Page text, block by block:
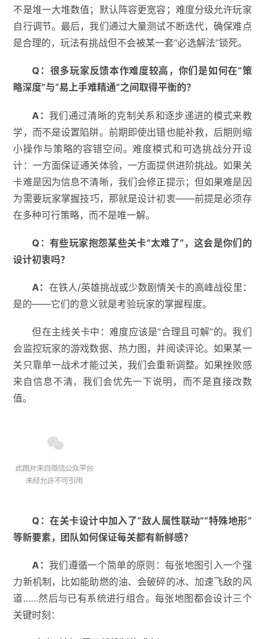
不是堆一大堆数值；默认阵容更宽容；难度分级允许玩家
自行调节。最后，我们通过大量测试不断迭代，确保难点
是合理的，玩法有挑战但不会被某一套“必选解法”锁死。
Q ： 很多玩家反馈本作难度较高，你们是如何在“策
略深度”与“易上手难精通”之间取得平衡的？
A ：我们通过清晰的克制关系和逐步递进的模式来教
学，而不是设置陷阱。前期即使出错也能补救，后期则缩
小操作与策略的容错空间。难度模式和可选挑战分开设
计：一方面保证通关体验，一方面提供进阶挑战。如果关
卡难是因为信息不清晰，我们会修正提示；但如果难是因
为需要玩家掌握技巧，那就是设计初衷——前提是必须存
在多种可行策略，而不是唯一解。
Q ：有些玩家抱怨某些关卡“太难了” ，这会是你们的
设计初衷吗？
A： 在铁人/英雄挑战或少数剧情关卡的高峰战役里：
是的——它们的意义就是考验玩家的掌握程度。
但在主线关卡中：难度应该是“合理且可解”的。我们
会监控玩家的游戏数据、热力图，并阅读评论。如果某一
关只靠单一战术才能过关，我们会重新调整。如果挫败感
来自信息不清，我们会优先一下说明，而不是直接改数
值。
Q ：在关卡设计中加入了“敌人属性联动”“特殊地形”
等新要素，团队如何保证每关都有新鲜感？
A ：我们遵循一个简单的原则：每张地图引入一个强
力新机制，比如能助燃的油、会破碎的冰、加速飞敌的风
道……然后与已有系统进行组合。每张地图都会设计三个
关键时刻：